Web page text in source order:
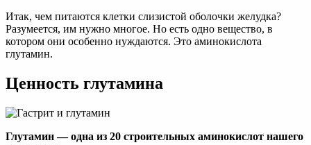
Итак, чем питаются клетки слизистой оболочки желудка?
Разумеется, им нужно многое. Но есть одно вещество, в
котором они особенно нуждаются. Это аминокислота
глутамин.
Ценность глутамина
Глутамин — одна из 20 строительных аминокислот нашего